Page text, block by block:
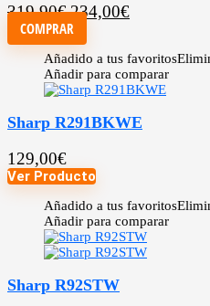
319,90€234,00€
COMPRAR
Añadido a tus favoritos
Añadir para comparar
Sharp R291BKWE
129,00€
Ver Producto
Añadido a tus favoritos
Añadir para comparar
Sharp R92STW